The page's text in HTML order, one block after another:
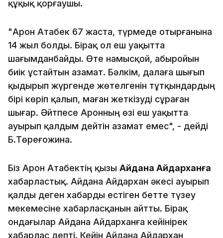
құқық қорғаушы.
"Арон Атабек 67 жаста, түрмеде отырғанына
14 жыл болды. Бірақ ол еш уақытта
шағымданбайды. Өте намысқой, абыройын
биік ұстайтын азамат. Бәлкім, далаға шығып
қыдырып жүргенде жөтелгенін тұтқындардың
бірі көріп қалып, маған жеткізуді сұраған
шығар. Әйтпесе Аронның өзі еш уақытта
ауырып қалдым дейтін азамат емес", - дейді
Б.Төреғожина.
Біз Арон Атабектің қызы Айдана Айдарханға
хабарластық. Айдана Айдархан әкесі ауырып
қалды деген хабарды естіген бетте түзеу
мекемесіне хабарласқанын айтты. Бірақ
ондағылар Айдана Айдарханға кейінірек
хабарлас депті. Кейін Айдана Айдархан